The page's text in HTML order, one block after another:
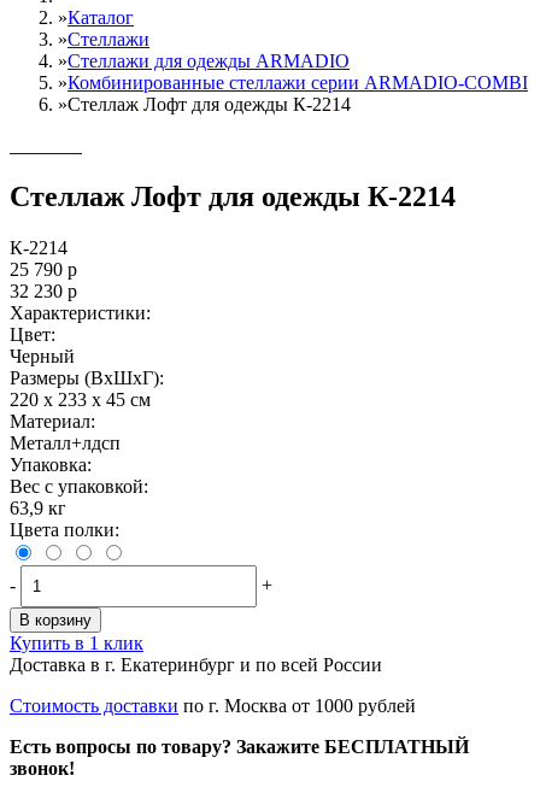
»Каталог
»Стеллажи
»Cтеллажи для одежды ARMADIO
»Комбинированные стеллажи серии ARMADIO-COMBI
»Стеллаж Лофт для одежды К-2214
Стеллаж Лофт для одежды К-2214
К-2214
25 790 р
32 230 р
Характеристики:
Цвет:
Черный
Размеры (ВxШxГ):
220 x 233 x 45 см
Материал:
Металл+лдсп
Упаковка:
Вес с упаковкой:
63,9 кг
Цвета полки:
- +
В корзину
Купить в 1 клик
Доставка в г. Екатеринбург и по всей России
Стоимость доставки по г. Москва от 1000 рублей
Есть вопросы по товару? Закажите БЕСПЛАТНЫЙ
звонок!